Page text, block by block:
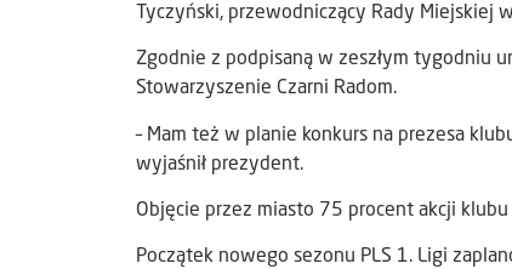
Tyczyński, przewodniczący Rady Miejskiej
Zgodnie z podpisaną w zeszłym tygodniu
Stowarzyszenie Czarni Radom.
– Mam też w planie konkurs na prezesa
wyjaśnił prezydent.
Objęcie przez miasto 75 procent akcji
Początek nowego sezonu PLS 1. Ligi